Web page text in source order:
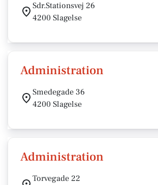
Sdr.Stationsvej 26
4200 Slagelse
Administration
Smedegade 36
4200 Slagelse
Administration
Torvegade 22